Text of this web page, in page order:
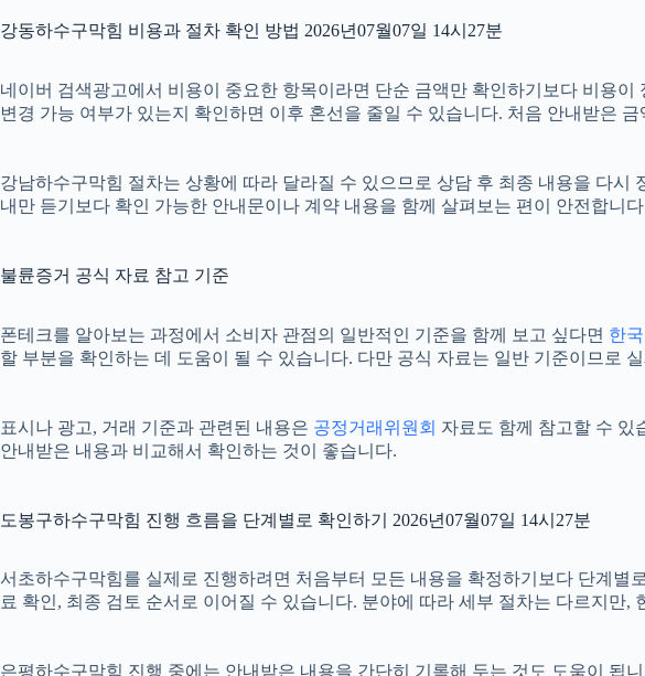
강동하수구막힘 비용과 절차 확인 방법 2026년07월07일 14시27분
네이버 검색광고에서 비용이 중요한 항목이라면 단순 금액만 확인하기보다 비용
변경 가능 여부가 있는지 확인하면 이후 혼선을 줄일 수 있습니다. 처음 안내받은
강남하수구막힘 절차는 상황에 따라 달라질 수 있으므로 상담 후 최종 내용을 다시
내만 듣기보다 확인 가능한 안내문이나 계약 내용을 함께 살펴보는 편이 안전합니
불륜증거 공식 자료 참고 기준
폰테크를 알아보는 과정에서 소비자 관점의 일반적인 기준을 함께 보고 싶다면 한
할 부분을 확인하는 데 도움이 될 수 있습니다. 다만 공식 자료는 일반 기준이므로
표시나 광고, 거래 기준과 관련된 내용은 공정거래위원회 자료도 함께 참고할 수 있
안내받은 내용과 비교해서 확인하는 것이 좋습니다.
도봉구하수구막힘 진행 흐름을 단계별로 확인하기 2026년07월07일 14시27분
서초하수구막힘를 실제로 진행하려면 처음부터 모든 내용을 확정하기보다 단계별
료 확인, 최종 검토 순서로 이어질 수 있습니다. 분야에 따라 세부 절차는 다르지만
은평하수구막힘 진행 중에는 안내받은 내용을 간단히 기록해 두는 것도 도움이 됩